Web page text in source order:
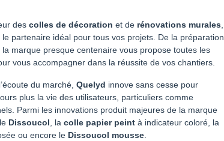
des colles de décoration et de rénovations murales,
le partenaire idéal pour tous vos projets. De la préparation
la marque presque centenaire vous propose toutes les
vous accompagner dans la réussite de vos chantiers.
du marché, Quelyd innove sans cesse pour
plus la vie des utilisateurs, particuliers comme
Parmi les innovations produit majeures de la marque
Dissoucol, la colle papier peint à indicateur coloré, la
ou encore le Dissoucol mousse.